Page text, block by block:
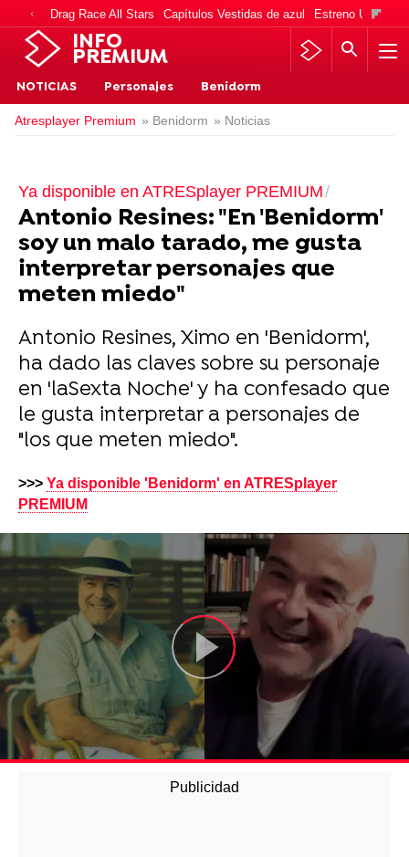
Drag Race All Stars Capítulos Vestidas de azul Estreno Una
INFO
PREMIUM
NOTICIAS Personajes Benidorm
Atresplayer Premium » Benidorm » Noticias
Ya disponible en ATRESplayer PREMIUM
Antonio Resines: "En 'Benidorm'
soy un malo tarado, me gusta
interpretar personajes que
meten miedo"
Antonio Resines, Ximo en 'Benidorm',
ha dado las claves sobre su personaje
en 'laSexta Noche' y ha confesado que
le gusta interpretar a personajes de
"los que meten miedo".
>>> Ya disponible 'Benidorm' en ATRESplayer
PREMIUM